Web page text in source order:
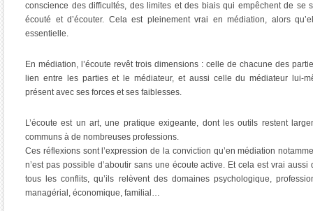
conscience des difficultés, des limites et des biais qui empêchent de se
écouté et d’écouter. Cela est pleinement vrai en médiation, alors
essentielle.
En médiation, l’écoute revêt trois dimensions : celle de chacune des
lien entre les parties et le médiateur, et aussi celle du médiateur lui-
présent avec ses forces et ses faiblesses.
L’écoute est un art, une pratique exigeante, dont les outils restent
communs à de nombreuses professions.
Ces réflexions sont l’expression de la conviction qu’en médiation
n’est pas possible d’aboutir sans une écoute active. Et cela est vrai aussi
tous les conflits, qu’ils relèvent des domaines psychologique,
managérial, économique, familial…